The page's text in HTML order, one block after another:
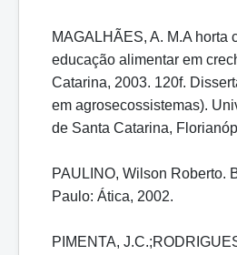
MAGALHÃES, A. M.A horta
educação alimentar em
Catarina, 2003. 120f.
em agrosecossistemas).
de Santa Catarina,
PAULINO, Wilson Roberto.
Paulo: Ática, 2002.
PIMENTA,